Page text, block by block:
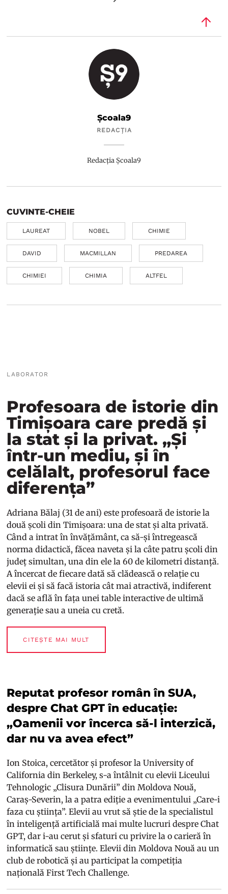
Școala9
REDACȚIA
Redacția Școala9
CUVINTE-CHEIE
LAUREAT NOBEL CHIMIE
DAVID MACMILLAN PREDAREA
CHIMIEI CHIMIA ALTFEL
LABORATOR
Profesoara de istorie din
Timișoara care predă și
la stat și la privat. „Și
într-un mediu, și în
celălalt, profesorul face
diferența”
Adriana Bălaj (31 de ani) este profesoară de istorie la
două școli din Timișoara: una de stat și alta privată.
Când a intrat în învățământ, ca să-și întregească
norma didactică, făcea naveta și la câte patru școli din
județ simultan, una din ele la 60 de kilometri distanță.
A încercat de fiecare dată să clădească o relație cu
elevii ei și să facă istoria cât mai atractivă, indiferent
dacă se află în fața unei table interactive de ultimă
generație sau a uneia cu cretă.
CITEȘTE MAI MULT
Reputat profesor român în SUA,
despre Chat GPT în educație:
„Oamenii vor încerca să-l interzică,
dar nu va avea efect”
Ion Stoica, cercetător și profesor la University of
California din Berkeley, s-a întâlnit cu elevii Liceului
Tehnologic „Clisura Dunării” din Moldova Nouă,
Caraș-Severin, la a patra ediție a evenimentului „Care-i
faza cu știința”. Elevii au vrut să știe de la specialistul
în inteligență artificială mai multe lucruri despre Chat
GPT, dar i-au cerut și sfaturi cu privire la o carieră în
informatică sau științe. Elevii din Moldova Nouă au un
club de robotică și au participat la competiția
națională First Tech Challenge.